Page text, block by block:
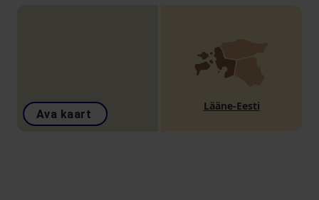
Ava kaart
Lääne-Eesti